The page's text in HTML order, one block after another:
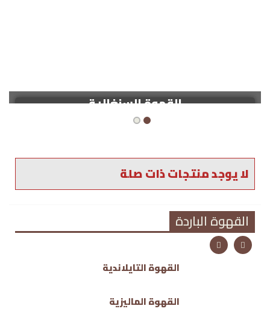
القهوة السنغالية
لا يوجد منتجات ذات صلة
القهوة الباردة
القهوة التايلاندية
القهوة الماليزية